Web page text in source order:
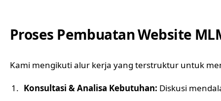
Proses Pembuatan Website
Kami mengikuti alur kerja yang terstruktur untuk
Konsultasi & Analisa Kebutuhan: Diskusi